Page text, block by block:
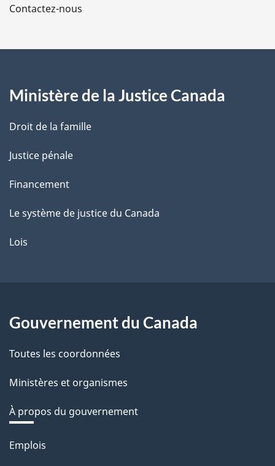
a
e
Contactez-nous
Ministère de la Justice Canada
Droit de la famille
Justice pénale
Financement
Le système de justice du Canada
Lois
Gouvernement du Canada
Toutes les coordonnées
Ministères et organismes
À propos du gouvernement
Thèmes
Emplois